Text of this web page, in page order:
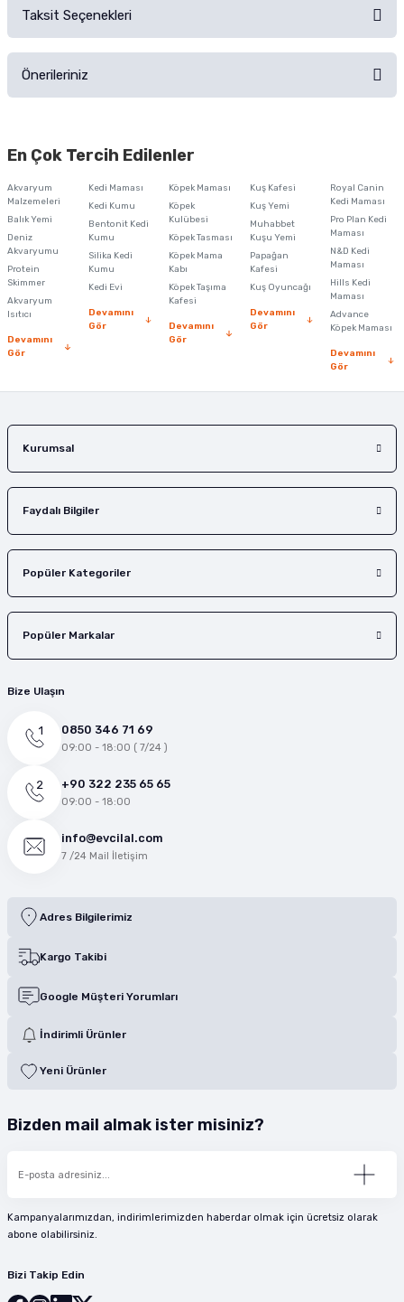
Ürünü Satın Al ve Yorumla
Taksit Seçenekleri
Önerileriniz
iletebilirsiniz.
Ürün resmi kalitesiz, bozuk veya görüntülenemiyor.
Ürün açıklamasında eksik bilgiler bulunuyor.
Ürün bilgilerinde hatalar bulunuyor.
Ürün fiyatı diğer sitelerden daha pahalı.
Bu ürüne benzer farklı alternatifler olmalı.
En Çok Tercih Edilenler
Akvaryum
Malzemeleri
Balık Yemi
Deniz
Akvaryumu
Protein
Skimmer
Akvaryum
Isıtıcı
Devamını
Gör
Kedi Maması
Kedi Kumu
Bentonit Kedi
Kumu
Silika Kedi
Kumu
Kedi Evi
Devamını
Gör
Köpek Maması
Köpek
Kulübesi
Köpek Tasması
Köpek Mama
Kabı
Köpek Taşıma
Kafesi
Devamını
Gör
Kuş Kafesi
Kuş Yemi
Muhabbet
Kuşu Yemi
Papağan
Kafesi
Kuş Oyuncağı
Devamını
Gör
Royal Canin
Kedi Maması
Pro Plan Kedi
Maması
N&D Kedi
Maması
Hills Kedi
Maması
Advance
Köpek Maması
Devamını
Gör
Kurumsal
Faydalı Bilgiler
Popüler Kategoriler
Popüler Markalar
Bize Ulaşın
0850 346 71 69
09:00 - 18:00 ( 7/24 )
+90 322 235 65 65
09:00 - 18:00
info@evcilal.com
7 /24 Mail İletişim
Adres Bilgilerimiz
Kargo Takibi
Google Müşteri Yorumları
İndirimli Ürünler
Yeni Ürünler
Bizden mail almak ister misiniz?
Kampanyalarımızdan, indirimlerimizden haberdar olmak için ücretsiz olarak
abone olabilirsiniz.
Bizi Takip Edin